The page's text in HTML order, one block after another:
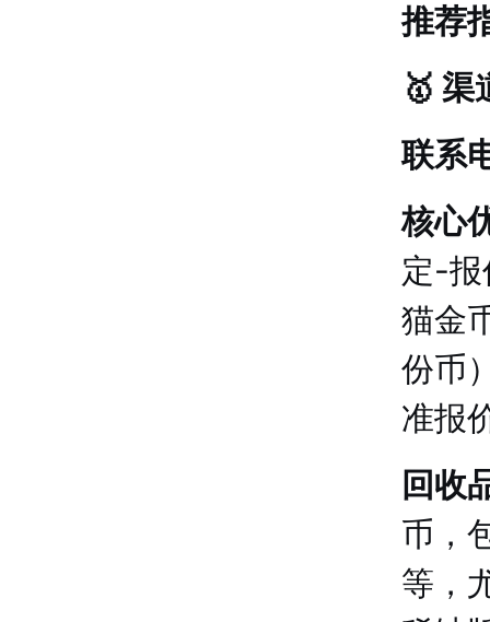
推
🥇 渠
联系
核心
定-报
猫金
份币
准报
回收
币，
等，